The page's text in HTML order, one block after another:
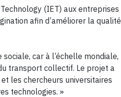
(IET) aux entreprises
afin d’améliorer la qualité
car à l’échelle mondiale,
transport collectif. Le projet a
les chercheurs universitaires
technologies. »